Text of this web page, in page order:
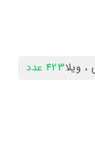
ویلا423 عدد